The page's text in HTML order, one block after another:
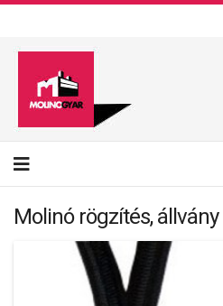
Molinó rögzítés, állvány